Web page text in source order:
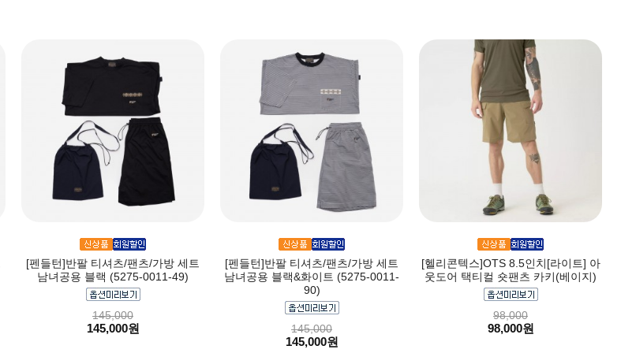
[펜들턴]반팔 티셔츠/팬츠/가방 세트
남녀공용 블랙 (5275-0011-49)
145,000
145,000원
[펜들턴]반팔 티셔츠/팬츠/가방 세트
남녀공용 블랙&화이트 (5275-0011-
90)
145,000
145,000원
[헬리콘텍스]OTS 8.5인치[라이트] 아
웃도어 택티컬 숏팬츠 카키(베이지)
98,000
98,000원